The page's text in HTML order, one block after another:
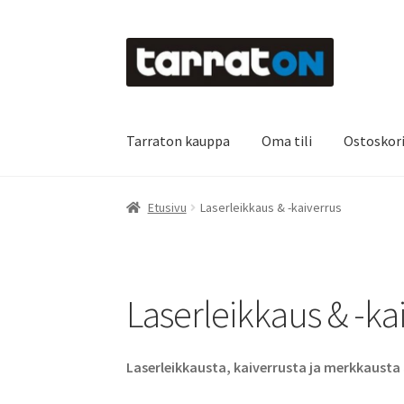
Siirry
navigointiin
Siirry
sisältöön
Tarraton kauppa Oma tili Ostoskori
Etusivu Kyltit Laserleikkaus & -kaiverrus
Tietoa meistä Toimitusehdot Värikartta
Etusivu Laserleikkaus & -kaiverrus
Laserleikkaus & -
Laserleikkausta, kaiverrusta ja